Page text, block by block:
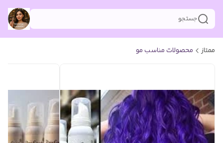
جستجو
ممتاز محصولات مناسب مو